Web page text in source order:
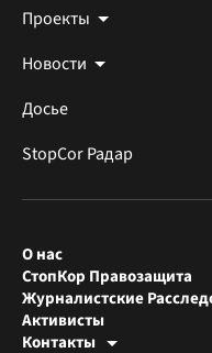
Проекты
Новости
Досье
StopCor Радар
О нас
СтопКор Правозащита
Журналистские
Активисты
Контакты